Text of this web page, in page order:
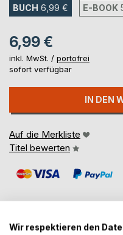
BUCH 6,99 € E-BOOK
6,99 €
inkl. MwSt. / portofrei
sofort verfügbar
IN DEN
Auf die Merkliste
Titel bewerten
Wir respektieren den